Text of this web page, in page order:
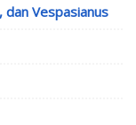
dan Vespasianus